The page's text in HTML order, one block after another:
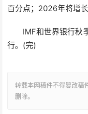
百分点；2026年将增长
IMF和世界银行秋季
行。(完)
转载本网稿件不得篡改稿
删除。